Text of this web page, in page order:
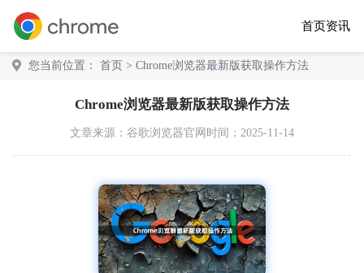
首页资讯
您当前位置： 首页 > Chrome浏览器最新版获取操作方法
Chrome浏览器最新版获取操作方法
文章来源： 谷歌浏览器官网 时间：2025-11-14